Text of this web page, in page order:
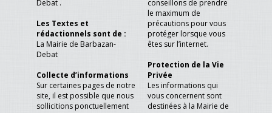
Debat .
Les Textes et
rédactionnels sont de :
La Mairie de Barbazan-
Debat
Collecte d’informations
Sur certaines pages de notre
site, il est possible que nous
sollicitions ponctuellement
conseillons de prendre
le maximum de
précautions pour vous
protéger lorsque vous
êtes sur l’internet.
Protection de la Vie
Privée
Les informations qui
vous concernent sont
destinées à la Mairie de